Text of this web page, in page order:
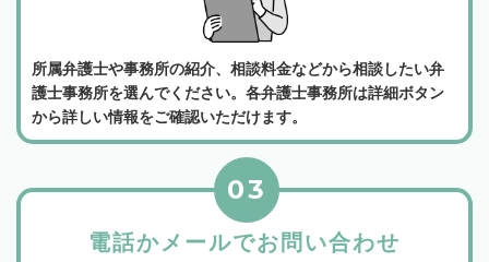
所属弁護士や事務所の紹介、相談料金などから相談したい弁
護士事務所を選んでください。各弁護士事務所は詳細ボタン
から詳しい情報をご確認いただけます。
電話かメールでお問い合わせ
03